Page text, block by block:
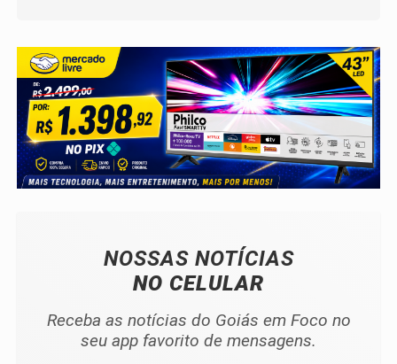
NOSSAS NOTÍCIAS
NO CELULAR
Receba as notícias do Goiás em Foco no
seu app favorito de mensagens.